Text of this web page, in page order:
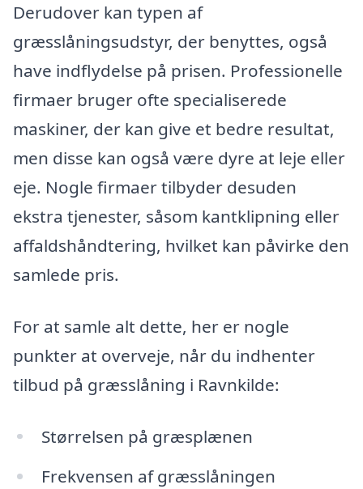
Derudover kan typen af
græsslåningsudstyr, der benyttes, også
have indflydelse på prisen. Professionelle
firmaer bruger ofte specialiserede
maskiner, der kan give et bedre resultat,
men disse kan også være dyre at leje eller
eje. Nogle firmaer tilbyder desuden
ekstra tjenester, såsom kantklipning eller
affaldshåndtering, hvilket kan påvirke den
samlede pris.
For at samle alt dette, her er nogle
punkter at overveje, når du indhenter
tilbud på græsslåning i Ravnkilde:
Størrelsen på græsplænen
Frekvensen af græsslåningen